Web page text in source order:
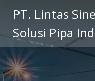
PT. Lintas
Solusi Pipa